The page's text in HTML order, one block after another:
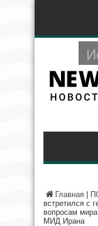
Главная
встретился с
вопросам
МИД Ирана